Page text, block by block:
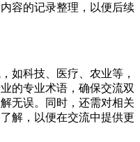
容的记录整理，以便后续
科技、医疗、农业等，
的专业术语，确保交流双
无误。同时，还需对相关
解，以便在交流中提供更